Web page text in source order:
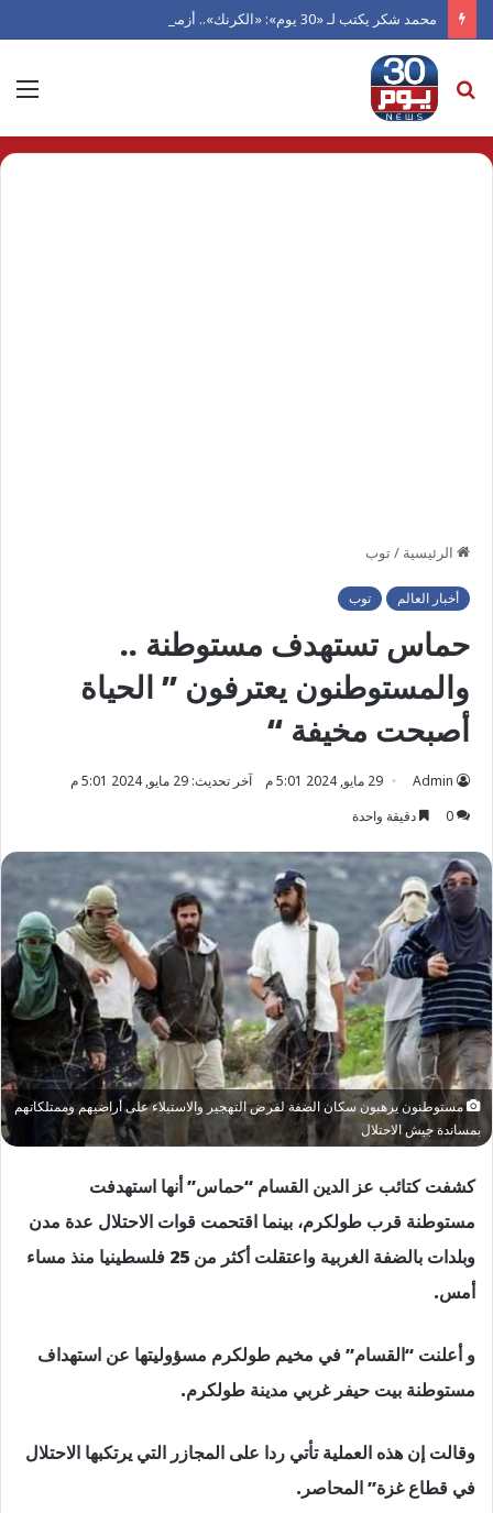
محمد شكر يكتب لـ «30 يوم»: «الكرنك».. أزمة سينما أتلفها الهوى
بحث
عن
الرئيسية /توب
أخبار العالم توب
حماس تستهدف مستوطنة ..
والمستوطنون يعترفون ” الحياة
أصبحت مخيفة “
Admin 29 مايو, 2024 5:01 م
آخر تحديث: 29 مايو, 2024 5:01 م
0
دقيقة واحدة
مستوطنون يرهبون سكان الضفة لفرض التهجير والاستيلاء على أراضيهم وممتلكاتهم
بمساندة جيش الاحتلال
كشفت كتائب عز الدين القسام “حماس” أنها استهدفت
مستوطنة قرب طولكرم، بينما اقتحمت قوات الاحتلال عدة مدن
وبلدات بالضفة الغربية واعتقلت أكثر من 25 فلسطينيا منذ مساء
أمس.
و أعلنت “القسام” في مخيم طولكرم مسؤوليتها عن استهداف
مستوطنة بيت حيفر غربي مدينة طولكرم.
وقالت إن هذه العملية تأتي ردا على المجازر التي يرتكبها الاحتلال
في قطاع غزة” المحاصر.